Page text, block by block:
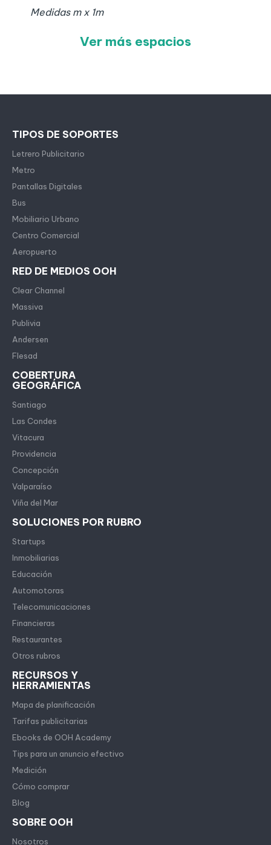
Medidas m x 1m
Ver más espacios
TIPOS DE SOPORTES
Letrero Publicitario
Metro
Pantallas Digitales
Bus
Mobiliario Urbano
Centro Comercial
Aeropuerto
RED DE MEDIOS OOH
Clear Channel
Massiva
Publivia
Andersen
Flesad
COBERTURA
GEOGRÁFICA
Santiago
Las Condes
Vitacura
Providencia
Concepción
Valparaíso
Viña del Mar
SOLUCIONES POR RUBRO
Startups
Inmobiliarias
Educación
Automotoras
Telecomunicaciones
Financieras
Restaurantes
Otros rubros
RECURSOS Y
HERRAMIENTAS
Mapa de planificación
Tarifas publicitarias
Ebooks de OOH Academy
Tips para un anuncio efectivo
Medición
Cómo comprar
Blog
SOBRE OOH
Nosotros